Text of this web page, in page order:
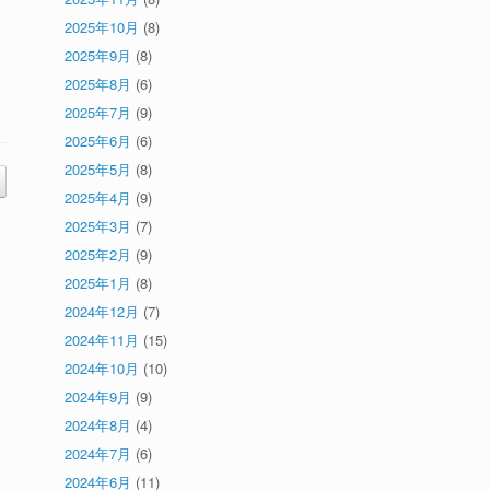
2025年10月 (8)
2025年9月 (8)
2025年8月 (6)
2025年7月 (9)
2025年6月 (6)
2025年5月 (8)
2025年4月 (9)
2025年3月 (7)
2025年2月 (9)
2025年1月 (8)
2024年12月 (7)
2024年11月 (15)
2024年10月 (10)
2024年9月 (9)
2024年8月 (4)
2024年7月 (6)
2024年6月 (11)